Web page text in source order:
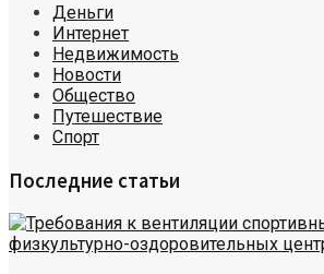
Деньги
Интернет
Недвижимость
Новости
Общество
Путешествие
Спорт
Последние статьи